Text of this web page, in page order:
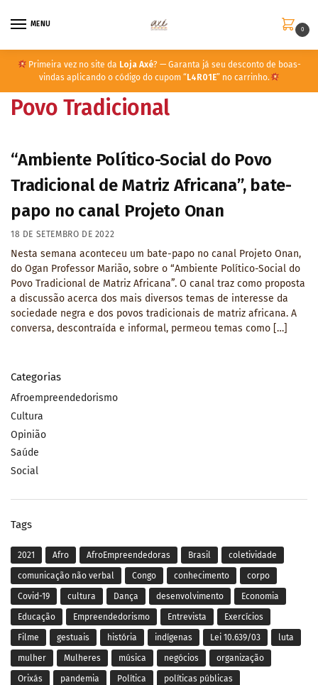
MENU
0
Primeira vez no site da Loja Axé? — Garanta já seu desconto de boas-
vindas aplicando o código do cupom “ L4R01E” no carrinho.
Povo Tradicional
“Ambiente Político-Social do Povo
Tradicional de Matriz Africana”, bate-
papo no canal Projeto Onan
18 DE SETEMBRO DE 2022
Nesta semana aconteceu um bate-papo no canal Projeto Onan,
do Ogan Professor Marião, sobre o “Ambiente Político-Social do
Povo Tradicional de Matriz Africana”. O canal traz como proposta
a discussão acerca dos mais diversos temas de interesse da
sociedade negra e dos povos tradicionais de matriz africana. A
conversa, descontraída e informal, permeou temas como […]
Categorias
Afroempreendedorismo
Cultura
Opinião
Saúde
Social
Tags
2021 Afro AfroEmpreendedoras Brasil coletividade
comunicação não verbal Congo conhecimento corpo
Covid-19 cultura Dança desenvolvimento Economia
Educação Empreendedorismo Entrevista Exercícios
Filme gestuais história indígenas Lei 10.639/03 luta
mulher Mulheres música negócios organização
Orixás pandemia Política políticas públicas